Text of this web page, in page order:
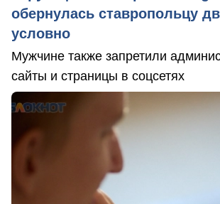
обернулась ставропольцу
условно
Мужчине также запретили
сайты и страницы в соцсетях